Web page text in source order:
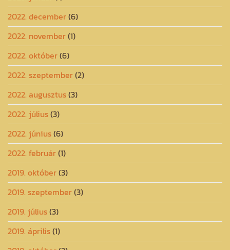
2022. december(6)
2022. november(1)
2022. október(6)
2022. szeptember(2)
2022. augusztus(3)
2022. július(3)
2022. június(6)
2022. február(1)
2019. október(3)
2019. szeptember(3)
2019. július(3)
2019. április(1)